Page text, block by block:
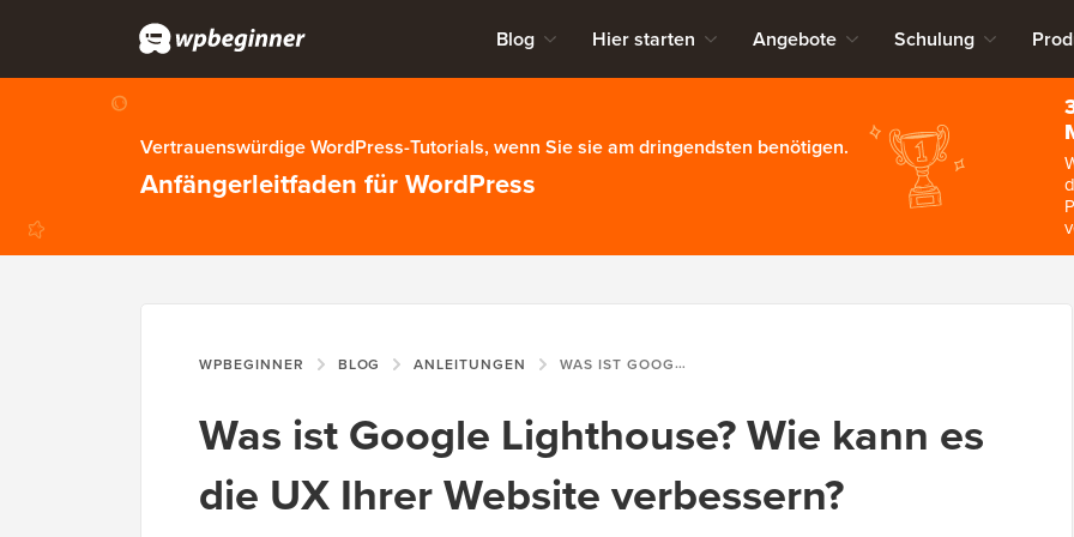
Blog Hier starten Angebote Schulung
Vertrauenswürdige WordPress-Tutorials, wenn Sie sie am dringendsten benötigen.
Anfängerleitfaden für WordPress
WPBEGINNER BLOG ANLEITUNGEN WAS IST GOOGLE LIGHTHOUSE? WIE KANN ES DIE UX IHRER WEBSITE VERBESSERN?
Was ist Google Lighthouse? Wie kann es
die UX Ihrer Website verbessern?